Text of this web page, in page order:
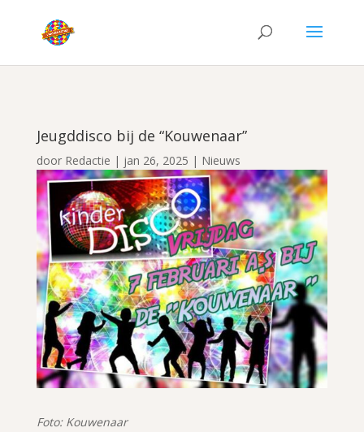
Jeugddisco bij de “Kouwenaar”
door Redactie | jan 26, 2025 | Nieuws
Foto: Kouwenaar